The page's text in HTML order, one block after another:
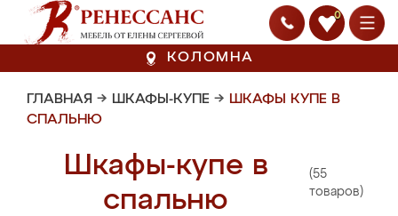
0
КОЛОМНА
ГЛАВНАЯ → ШКАФЫ-КУПЕ → ШКАФЫ КУПЕ В
СПАЛЬНЮ
Шкафы-купе в
спальню
(55
товаров)